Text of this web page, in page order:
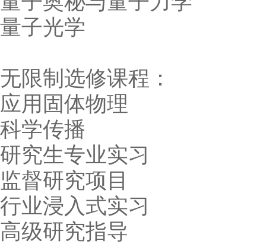
量子光学
无限制选修课程：
应用固体物理
科学传播
研究生专业实习
监督研究项目
行业浸入式实习
高级研究指导